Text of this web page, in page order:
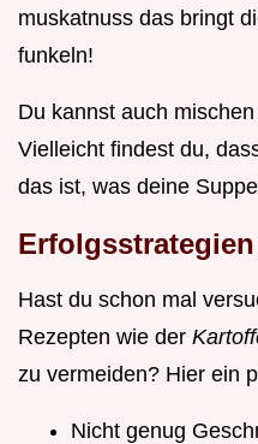
muskatnuss das bringt
funkeln!
Du kannst auch
Vielleicht findest du,
das ist, was deine
Erfolgsstrategien
Hast du schon mal
Rezepten wie der
zu vermeiden? Hier ein
Nicht genug